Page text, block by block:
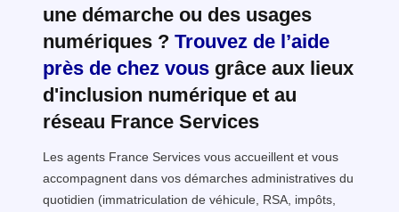
une démarche ou des usages
numériques ? Trouvez de l’aide
près de chez vous grâce aux lieux
d'inclusion numérique et au
réseau France Services
Les agents France Services vous accueillent et vous
accompagnent dans vos démarches administratives du
quotidien (immatriculation de véhicule, RSA, impôts,